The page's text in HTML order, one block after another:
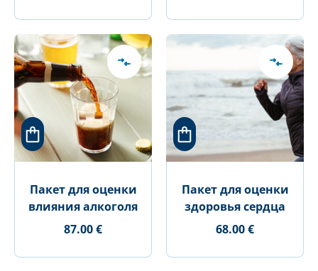
Пакет для оценки
влияния алкоголя
87.00 €
Пакет для оценки
здоровья сердца
68.00 €